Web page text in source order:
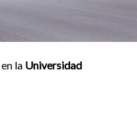
en la Universidad